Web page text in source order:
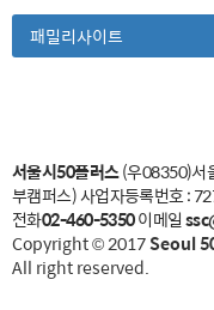
패밀리사이트Toggle
Dropdown
서울시50플러스(우08350)서
부캠퍼스)사업자등록번호 :
전화02-460-5350이메일
Copyright © 2017Seoul
All right reserved.